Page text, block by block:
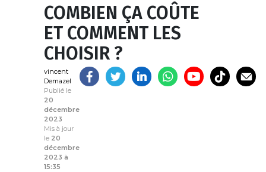
COMBIEN ÇA COÛTE
ET COMMENT LES
CHOISIR ?
vincent
Demazel
Publié le
20
décembre
2023
Mis à jour
le 20
décembre
2023 à
15:35